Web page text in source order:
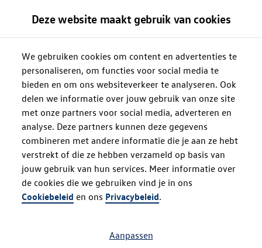
Deze website maakt gebruik van cookies
We gebruiken cookies om content en advertenties te
personaliseren, om functies voor social media te
bieden en om ons websiteverkeer te analyseren. Ook
delen we informatie over jouw gebruik van onze site
met onze partners voor social media, adverteren en
analyse. Deze partners kunnen deze gegevens
combineren met andere informatie die je aan ze hebt
verstrekt of die ze hebben verzameld op basis van
jouw gebruik van hun services. Meer informatie over
de cookies die we gebruiken vind je in ons
Cookiebeleid en ons Privacybeleid.
Aanpassen
Oops!
Something went wrong. Please try